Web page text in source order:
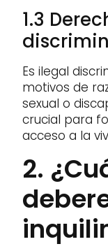
1.3
Es ilegal
motivos de
sexual o
crucial para
acceso a la
2.